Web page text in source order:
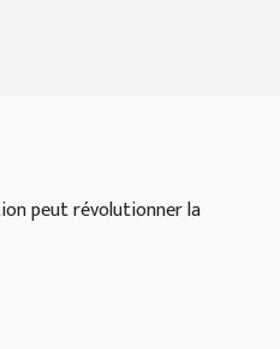
peut révolutionner la